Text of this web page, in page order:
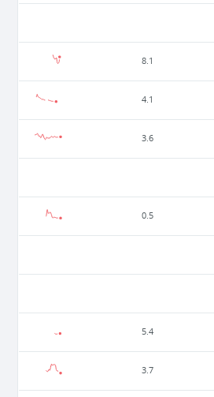
8.1
4.1
3.6
0.5
5.4
3.7